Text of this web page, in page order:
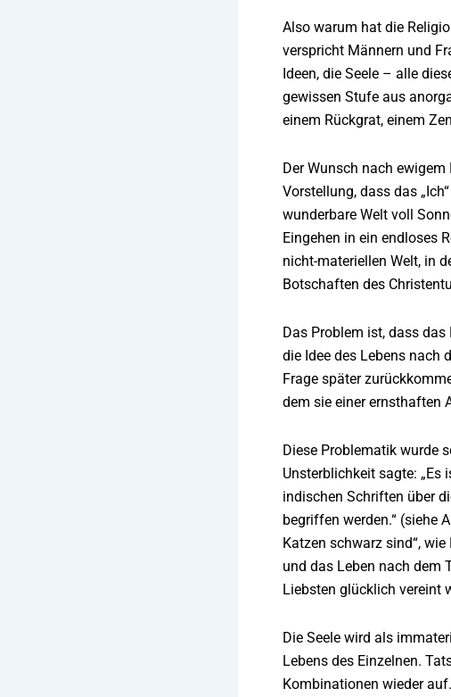
Also warum hat die
verspricht Männern und
Ideen, die Seele – alle
gewissen Stufe aus
einem Rückgrat, einem
Der Wunsch nach
Vorstellung, dass das
wunderbare Welt voll
Eingehen in ein endloses
nicht-materiellen Welt, in
Botschaften des
Das Problem ist, dass
die Idee des Lebens nach
Frage später
dem sie einer ernsthaften
Diese Problematik wurde
Unsterblichkeit sagte: „Es
indischen Schriften über
begriffen werden.“ (siehe
Katzen schwarz sind“,
und das Leben nach dem
Liebsten glücklich vereint
Die Seele wird als
Lebens des Einzelnen.
Kombinationen wieder